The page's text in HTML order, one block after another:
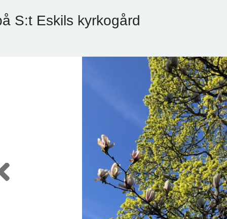
S:t Eskils kyrkogård